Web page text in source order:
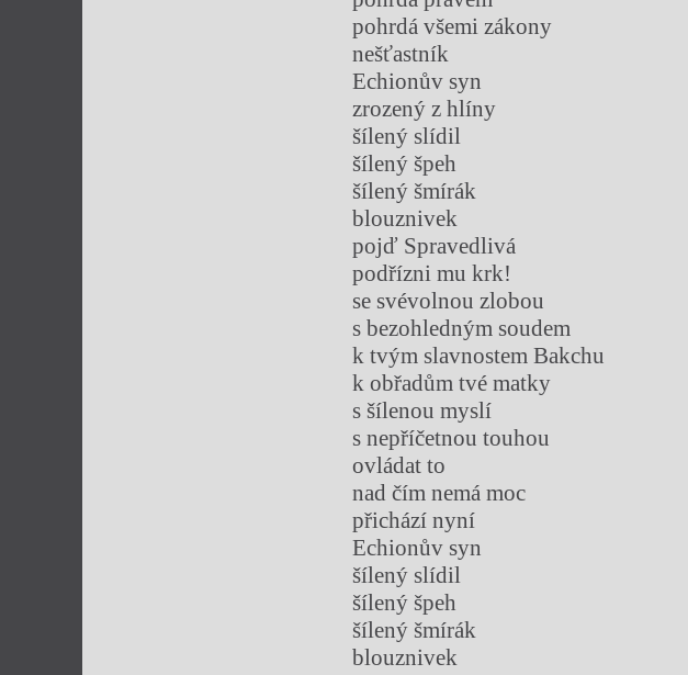
pohrdá všemi zákony
nešťastník
Echionův syn
zrozený z hlíny
šílený slídil
šílený špeh
šílený šmírák
blouznivek
pojď Spravedlivá
podřízni mu krk!
se svévolnou zlobou
s bezohledným soudem
k tvým slavnostem Bakchu
k obřadům tvé matky
s šílenou myslí
s nepříčetnou touhou
ovládat to
nad čím nemá moc
přichází nyní
Echionův syn
šílený slídil
šílený špeh
šílený šmírák
blouznivek